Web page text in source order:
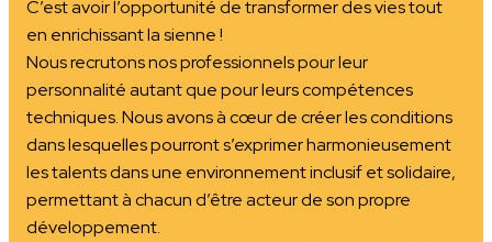
C’est avoir l’opportunité de transformer des vies tout
en enrichissant la sienne !
Nous recrutons nos professionnels pour leur
personnalité autant que pour leurs compétences
techniques. Nous avons à cœur de créer les conditions
dans lesquelles pourront s’exprimer harmonieusement
les talents dans une environnement inclusif et solidaire,
permettant à chacun d’être acteur de son propre
développement.